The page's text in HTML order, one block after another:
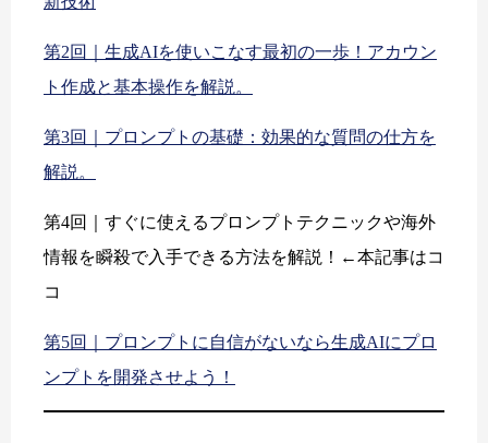
第2回｜生成AIを使いこなす最初の一歩！アカウン
ト作成と基本操作を解説。
第3回｜プロンプトの基礎：効果的な質問の仕方を
解説。
第4回｜すぐに使えるプロンプトテクニックや海外
情報を瞬殺で入手できる方法を解説！←本記事はコ
コ
第5回｜プロンプトに自信がないなら生成AIにプロ
ンプトを開発させよう！